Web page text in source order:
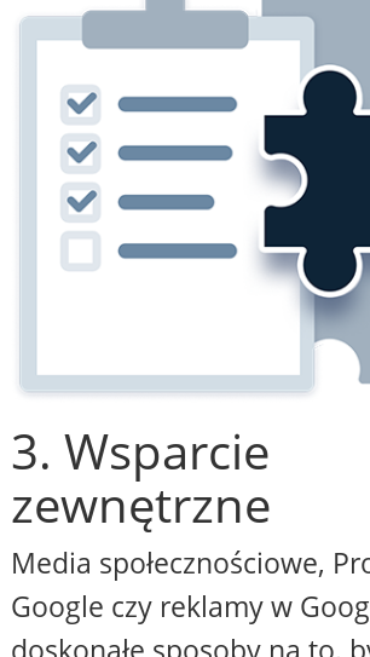
3. Wsparcie
zewnętrzne
Media społecznościowe,
Google czy reklamy w